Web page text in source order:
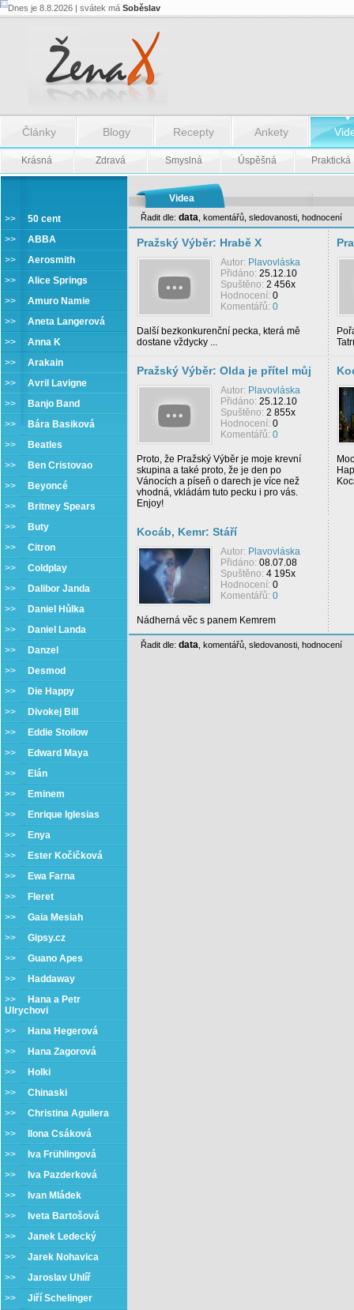
Dnes je 8.8.2026 | svátek má Soběslav
Články Blogy Recepty Ankety
Krásná Zdravá Smyslná Úspěšná Praktická
>> 50 cent
>> ABBA
>> Aerosmith
>> Alice Springs
>> Amuro Namie
>> Aneta Langerová
>> Anna K
>> Arakain
>> Avril Lavigne
>>
Banjo Band
>>
Bára Basiková
>>
Beatles
>>
Ben Cristovao
>>
Beyoncé
>>
Britney Spears
>>
Buty
>> Citron
>> Coldplay
>>
Dalibor Janda
>>
Daniel Hůlka
>>
Daniel Landa
>>
Danzel
>>
Desmod
>>
Die Happy
>>
Divokej Bill
>>
Eddie Stoilow
>>
Edward Maya
>>
Elán
>>
Eminem
>>
Enrique Iglesias
>>
Enya
>>
Ester Kočičková
>>
Ewa Farna
>>
Fleret
>> Gaia Mesiah
>> Gipsy.cz
>> Guano Apes
>>
Haddaway
>>
Hana a Petr
Ulrychovi
>>
Hana Hegerová
>>
Hana Zagorová
>>
Holki
>> Chinaski
>> Christina Aguilera
>>
Ilona Csáková
>>
Iva Frühlingová
>>
Iva Pazderková
>>
Ivan Mládek
>>
Iveta Bartošová
>> Janek Ledecký
>> Jarek Nohavica
>> Jaroslav Uhlíř
>> Jiří Schelinger
Videa
Michael Kocáb
Řadit dle: data komentářů sledovanosti hodnocení
Pražský Výběr: Hrabě X
Autor: Plavovláska
Přidáno: 25.12.10
Spuštěno: 2 456x
Hodnocení: 0
Komentářů: 0
Další bezkonkurenční pecka, která mě
dostane vždycky ...
Pražský Výběr: Olda je přítel můj
Autor: Plavovláska
Přidáno: 25.12.10
Spuštěno: 2 855x
Hodnocení: 0
Komentářů: 0
Proto, že Pražský Výběr je moje krevní
skupina a také proto, že je den po
Vánocích a píseň o darech je více než
vhodná, vkládám tuto pecku i pro vás.
Enjoy!
Kocáb, Kemr: Stáří
Autor: Plavovláska
Přidáno: 08.07.08
Spuštěno: 4 195x
Hodnocení: 0
Komentářů: 0
Nádherná věc s panem Kemrem
Řadit dle: data komentářů sledovanosti hodnocení